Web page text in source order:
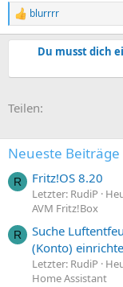
R
e
a
i
n
:
blurrrr
Du musst dich
Teilen:
Neueste Beiträge
R Fritz!OS 8.20
Letzter: RudiP
AVM Fritz!Box
R
Suche
(Konto)
Letzter: RudiP
Home Assistant